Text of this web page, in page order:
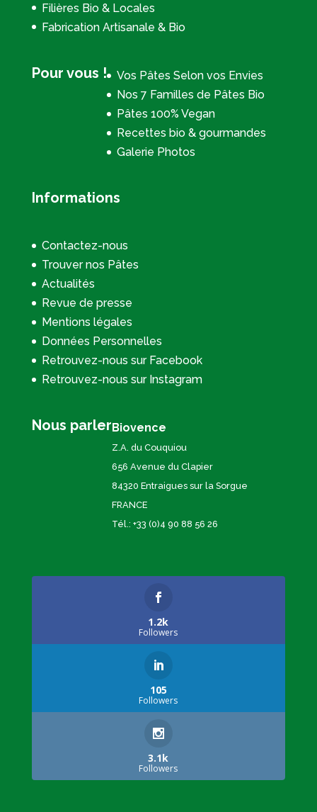
Filières Bio & Locales
Fabrication Artisanale & Bio
Pour vous !
Vos Pâtes Selon vos Envies
Nos 7 Familles de Pâtes Bio
Pâtes 100% Vegan
Recettes bio & gourmandes
Galerie Photos
Informations
Contactez-nous
Trouver nos Pâtes
Actualités
Revue de presse
Mentions légales
Données Personnelles
Retrouvez-nous sur Facebook
Retrouvez-nous sur Instagram
Nous parler Biovence
Z.A. du Couquiou
656 Avenue du Clapier
84320 Entraigues sur la Sorgue
FRANCE
Tél.: +33 (0)4 90 88 56 26
1.2k
Followers
105
Followers
3.1k
Followers